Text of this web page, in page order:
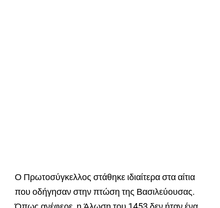
Ο Πρωτοσύγκελλος στάθηκε ιδιαίτερα στα αίτια
που οδήγησαν στην πτώση της Βασιλεύουσας.